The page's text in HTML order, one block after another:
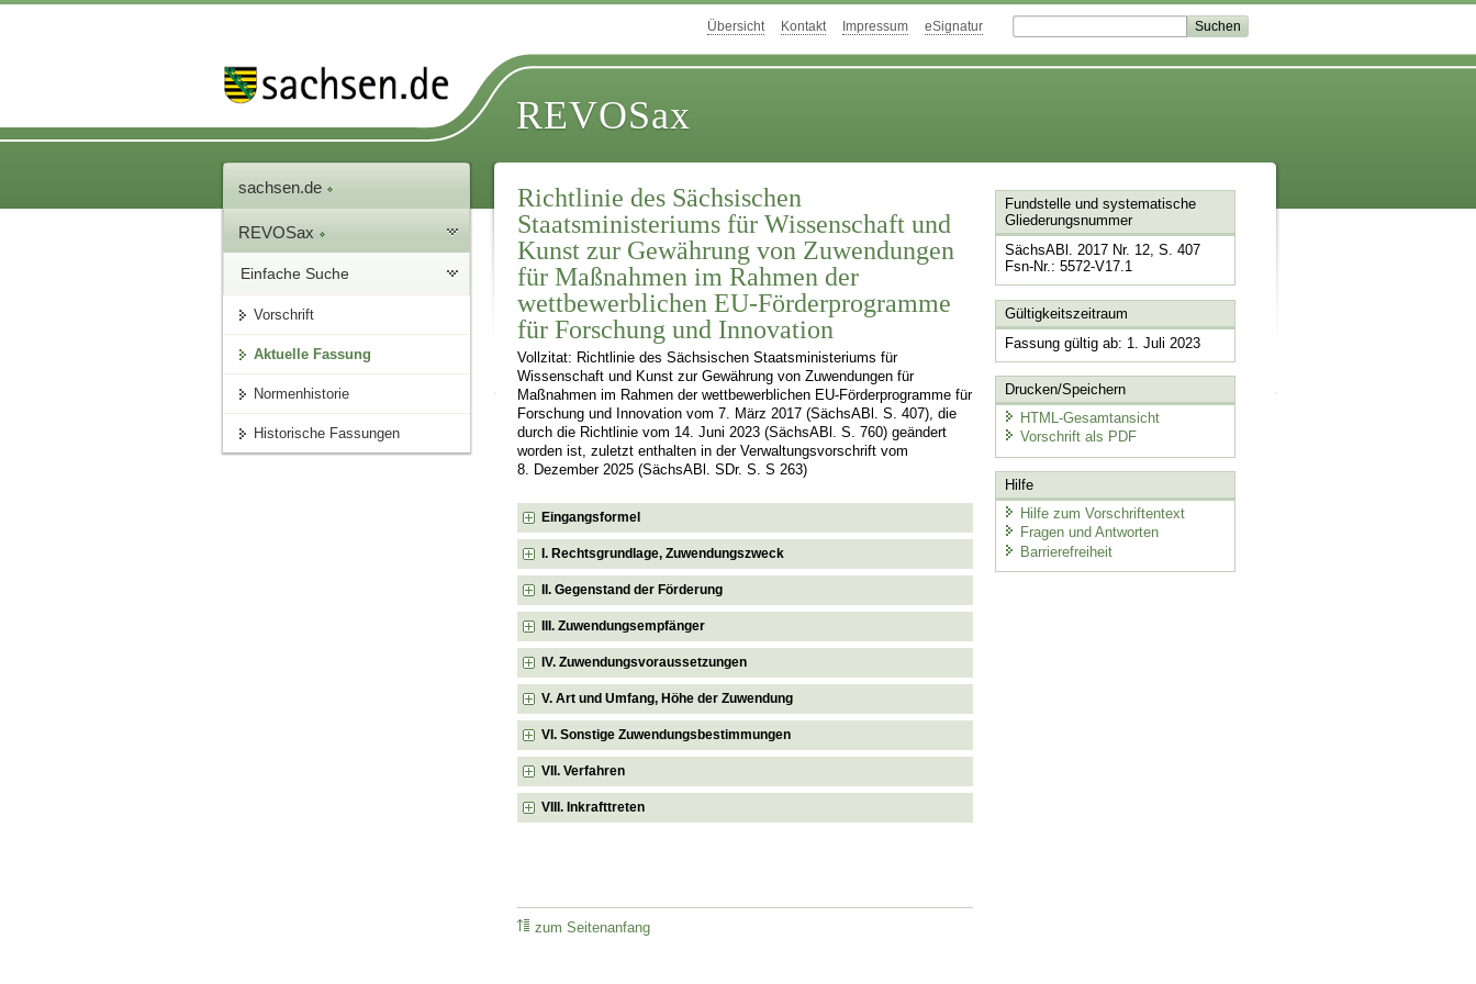
Übersicht Kontakt Impressum eSignatur
REVOSax
sachsen.de
REVOSax
Einfache Suche
Vorschrift
Aktuelle Fassung
Normenhistorie
Historische Fassungen
Richtlinie des Sächsischen
Staatsministeriums für Wissenschaft und
Kunst zur Gewährung von Zuwendungen
für Maßnahmen im Rahmen der
wettbewerblichen EU-Förderprogramme
für Forschung und Innovation
Vollzitat: Richtlinie des Sächsischen Staatsministeriums für
Wissenschaft und Kunst zur Gewährung von Zuwendungen für
Maßnahmen im Rahmen der wettbewerblichen EU-Förderprogramme für
Forschung und Innovation vom 7. März 2017 (SächsABl. S. 407), die
durch die Richtlinie vom 14. Juni 2023 (SächsABl. S. 760) geändert
worden ist, zuletzt enthalten in der Verwaltungsvorschrift vom
8. Dezember 2025 (SächsABl. SDr. S. S 263)
Eingangsformel
I. Rechtsgrundlage, Zuwendungszweck
II. Gegenstand der Förderung
III. Zuwendungsempfänger
IV. Zuwendungsvoraussetzungen
V. Art und Umfang, Höhe der Zuwendung
VI. Sonstige Zuwendungsbestimmungen
VII. Verfahren
VIII. Inkrafttreten
zum Seitenanfang
Fundstelle und systematische
Gliederungsnummer
SächsABl. 2017 Nr. 12, S. 407
Fsn-Nr.: 5572-V17.1
Gültigkeitszeitraum
Fassung gültig ab: 1. Juli 2023
Drucken/Speichern
HTML-Gesamtansicht
Vorschrift als PDF
Hilfe
Hilfe zum Vorschriftentext
Fragen und Antworten
Barrierefreiheit